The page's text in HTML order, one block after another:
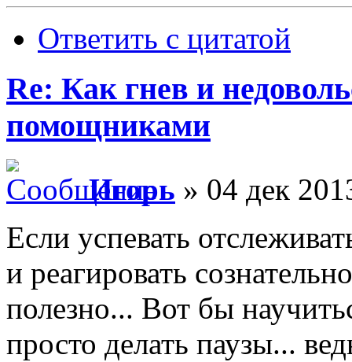
Ответить с цитатой
Re: Как гнев и
помощниками
Игорь » 04 дек
Если успевать
и реагировать
полезно... Вот бы
просто делать паузы...